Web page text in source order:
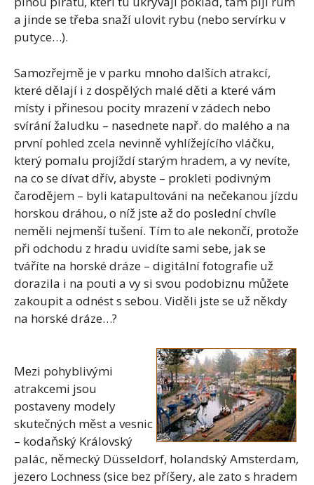
a jinde se třeba snaží ulovit rybu (nebo servírku v
putyce…).
Samozřejmě je v parku mnoho dalších atrakcí,
které dělají i z dospělých malé děti a které vám
místy i přinesou pocity mrazení v zádech nebo
svírání žaludku – nasednete např. do malého a na
první pohled zcela nevinně vyhlížejícího vláčku,
který pomalu projíždí starým hradem, a vy nevíte,
na co se dívat dřív, abyste – prokleti podivným
čarodějem – byli katapultováni na nečekanou jízdu
horskou dráhou, o níž jste až do poslední chvíle
neměli nejmenší tušení. Tím to ale nekončí, protože
při odchodu z hradu uvidíte sami sebe, jak se
tváříte na horské dráze – digitální fotografie už
dorazila i na pouti a vy si svou podobiznu můžete
zakoupit a odnést s sebou. Viděli jste se už někdy
na horské dráze…?
Mezi pohyblivými
atrakcemi jsou
postaveny modely
skutečných měst a vesnic
– kodaňský Královský
palác, německý Düsseldorf, holandský Amsterdam,
jezero Lochness (sice bez příšery, ale zato s hradem